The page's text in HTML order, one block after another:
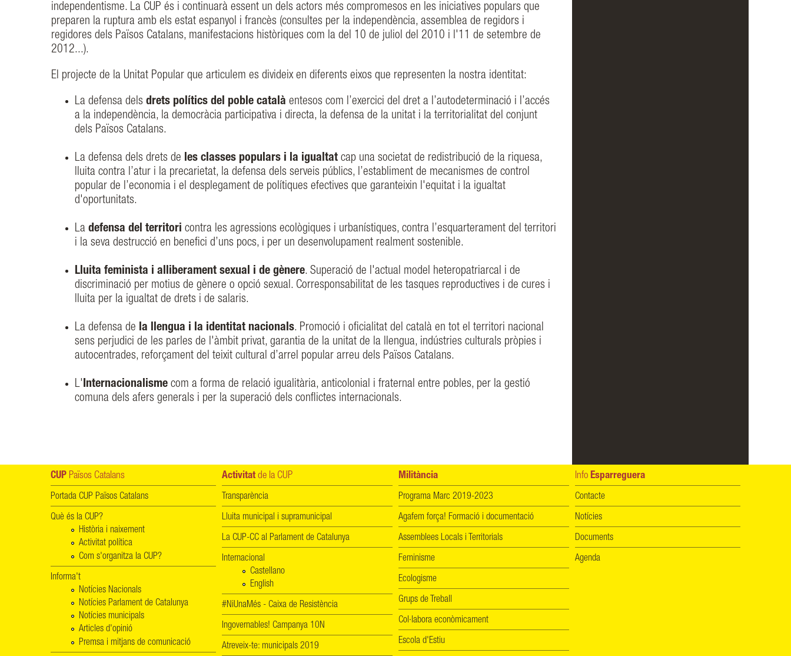
independentisme. La CUP és i continuarà essent un dels actors més compromesos en les iniciatives populars que
preparen la ruptura amb els estat espanyol i francès (consultes per la independència, assemblea de regidors i
regidores dels Països Catalans, manifestacions històriques com la del 10 de juliol del 2010 i l'11 de setembre de
2012...).
El projecte de la Unitat Popular que articulem es divideix en diferents eixos que representen la nostra identitat:
La defensa dels drets polítics del poble català entesos com l’exercici del dret a l’autodeterminació i l’accés
a la independència, la democràcia participativa i directa, la defensa de la unitat i la territorialitat del conjunt
dels Països Catalans.
La defensa dels drets de les classes populars i la igualtat cap una societat de redistribució de la riquesa,
lluita contra l’atur i la precarietat, la defensa dels serveis públics, l’establiment de mecanismes de control
popular de l’economia i el desplegament de polítiques efectives que garanteixin l'equitat i la igualtat
d'oportunitats.
La defensa del territori contra les agressions ecològiques i urbanístiques, contra l’esquarterament del territori
i la seva destrucció en benefici d’uns pocs, i per un desenvolupament realment sostenible.
Lluita feminista i alliberament sexual i de gènere. Superació de l'actual model heteropatriarcal i de
discriminació per motius de gènere o opció sexual. Corresponsabilitat de les tasques reproductives i de cures i
lluita per la igualtat de drets i de salaris.
La defensa de la llengua i la identitat nacionals. Promoció i oficialitat del català en tot el territori nacional
sens perjudici de les parles de l'àmbit privat, garantia de la unitat de la llengua, indústries culturals pròpies i
autocentrades, reforçament del teixit cultural d’arrel popular arreu dels Països Catalans.
L'Internacionalisme com a forma de relació igualitària, anticolonial i fraternal entre pobles, per la gestió
comuna dels afers generals i per la superació dels conflictes internacionals.
CUP Països Catalans
Portada CUP Països Catalans
Què és la CUP?
Història i naixement
Activitat política
Com s'organitza la CUP?
Informa't
Notícies Nacionals
Notícies Parlament de Catalunya
Notícies municipals
Articles d'opinió
Premsa i mitjans de comunicació
Activitat de la CUP
Transparència
Lluita municipal i supramunicipal
La CUP-CC al Parlament de Catalunya
Internacional
Castellano
English
#NiUnaMés - Caixa de Resistència
Ingovernables! Campanya 10N
Atreveix-te: municipals 2019
Militància
Programa Marc 2019-2023
Agafem força! Formació i documentació
Assemblees Locals i Territorials
Feminisme
Ecologisme
Grups de Treball
Col·labora econòmicament
Escola d'Estiu
Info Esparreguera
Contacte
Notícies
Documents
Agenda